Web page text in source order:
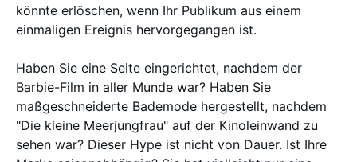
könnte erlöschen, wenn Ihr Publikum aus einem
einmaligen Ereignis hervorgegangen ist.
Haben Sie eine Seite eingerichtet, nachdem der
Barbie-Film in aller Munde war? Haben Sie
maßgeschneiderte Bademode hergestellt, nachdem
"Die kleine Meerjungfrau" auf der Kinoleinwand zu
sehen war? Dieser Hype ist nicht von Dauer. Ist Ihre